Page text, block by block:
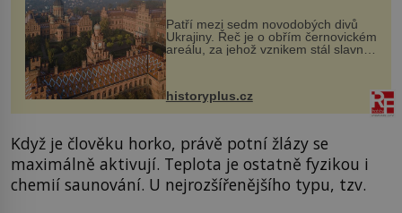
Patří mezi sedm novodobých divů
Ukrajiny. Řeč je o obřím černovickém
areálu, za jehož vznikem stál slavný
český architekt Josef Hlávka. Ten si
na něm dal mimořádně záležet. Jeho
historyplus.cz
Když je člověku horko, právě potní žlázy se
maximálně aktivují. Teplota je ostatně fyzikou i
chemií saunování. U nejrozšířenějšího typu, tzv.